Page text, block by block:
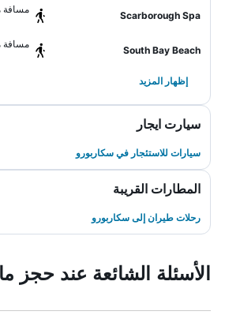
Scarborough Spa
مسافة مشي
South Bay Beach
مسافة مشي
إظهار المزيد
سيارت ايجار
سيارات للاستئجار في سكاربورو
المطارات القريبة
رحلات طيران إلى سكاربورو
الأسئلة الشائعة عند